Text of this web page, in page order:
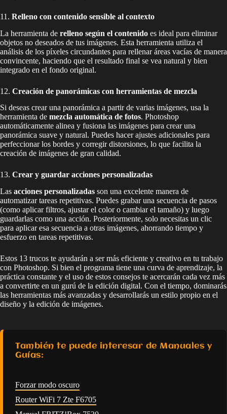
11. Relleno con contenido sensible al contexto
La herramienta de relleno según el contenido es ideal para eliminar
objetos no deseados de tus imágenes. Esta herramienta utiliza el
análisis de los píxeles circundantes para rellenar áreas vacías de manera
convincente, haciendo que el resultado final se vea natural y bien
integrado en el fondo original.
12. Creación de panorámicas con herramientas de mezcla
Si deseas crear una panorámica a partir de varias imágenes, usa la
herramienta de mezcla automática de fotos. Photoshop
automáticamente alinea y fusiona las imágenes para crear una
panorámica suave y natural. Puedes hacer ajustes adicionales para
perfeccionar los bordes y corregir distorsiones, lo que facilita la
creación de imágenes de gran calidad.
13. Crear y guardar acciones personalizadas
Las acciones personalizadas son una excelente manera de
automatizar tareas repetitivas. Puedes grabar una secuencia de pasos
(como aplicar filtros, ajustar el color o cambiar el tamaño) y luego
guardarlas como una acción. Posteriormente, solo necesitas un clic
para aplicar esa secuencia a otras imágenes, ahorrando tiempo y
esfuerzo en tareas repetitivas.
Estos 13 trucos te ayudarán a ser más eficiente y creativo en tu trabajo
con Photoshop. Si bien el programa tiene una curva de aprendizaje, la
práctica constante y el uso de estos consejos te acercarán cada vez más
a convertirte en un gurú de la edición digital. Con el tiempo, dominarás
las herramientas más avanzadas y desarrollarás un estilo propio en el
diseño y la edición de imágenes.
También te puede interesar de Manuales y
Guías:
Forzar modo oscuro
Router WiFi 7 Zte F6705